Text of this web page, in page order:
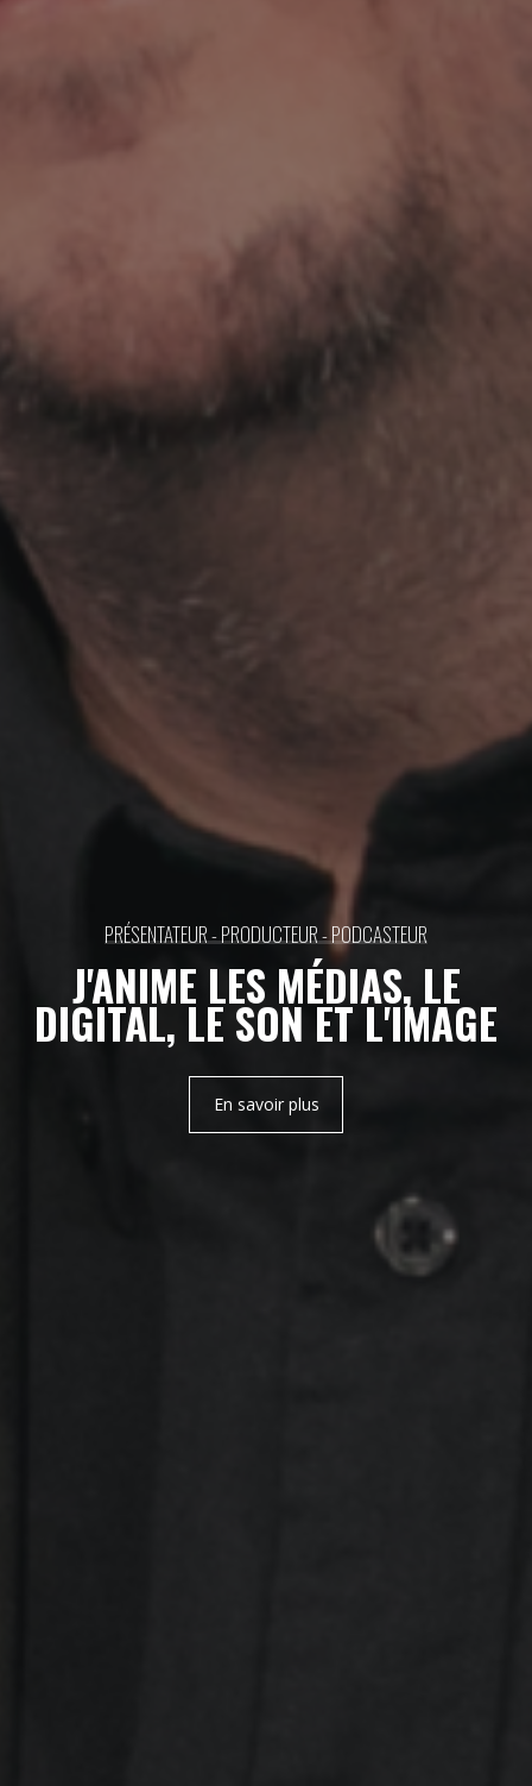
PRÉSENTATEUR - PRODUCTEUR - PODCASTEUR
J'ANIME LES MÉDIAS, LE
DIGITAL, LE SONET L'IMAGE
En savoir plus
ACCUEIL
CONTACT
QUI SUIS-JE ?
MON BLOG
RADIO – LES
ENFANTS DE
CHOEUR
RADIO – LES
AMBASSADEURS
RADIO – SHOW
VOICETRACK EN